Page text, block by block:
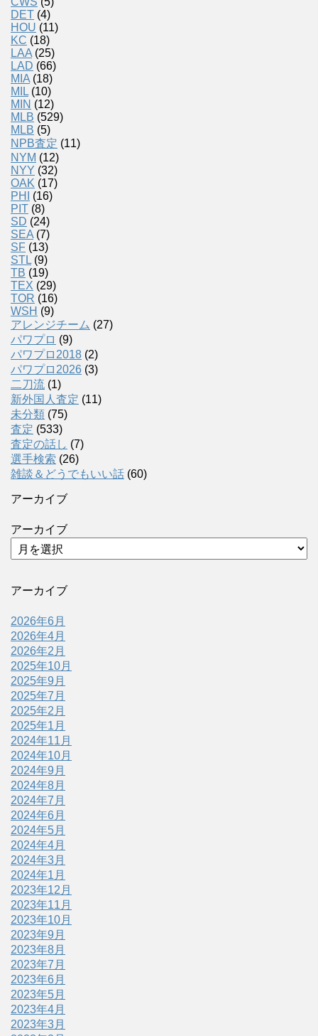
DET (4)
HOU (11)
KC (18)
LAA (25)
LAD (66)
MIA (18)
MIL (10)
MIN (12)
MLB (529)
MLB (5)
NPB査定 (11)
NYM (12)
NYY (32)
OAK (17)
PHI
(16)
PIT (8)
SD (24)
SEA (7)
SF (13)
STL (9)
TB (19)
TEX (29)
TOR (16)
WSH (9)
アレンジチーム (27)
パワプロ (9)
パワプロ2018 (2)
パワプロ2026 (3)
二刀流 (1)
新外国人査定 (11)
未分類 (75)
査定 (533)
査定の話し (7)
選手検索 (26)
雑談＆どうでもいい話 (60)
アーカイブ
アーカイブ
アーカイブ
2026年6月
2026年4月
2026年2月
2025年10月
2025年9月
2025年7月
2025年2月
2025年1月
2024年11月
2024年10月
2024年9月
2024年8月
2024年7月
2024年6月
2024年5月
2024年4月
2024年3月
2024年1月
2023年12月
2023年11月
2023年10月
2023年9月
2023年8月
2023年7月
2023年6月
2023年5月
2023年4月
2023年3月